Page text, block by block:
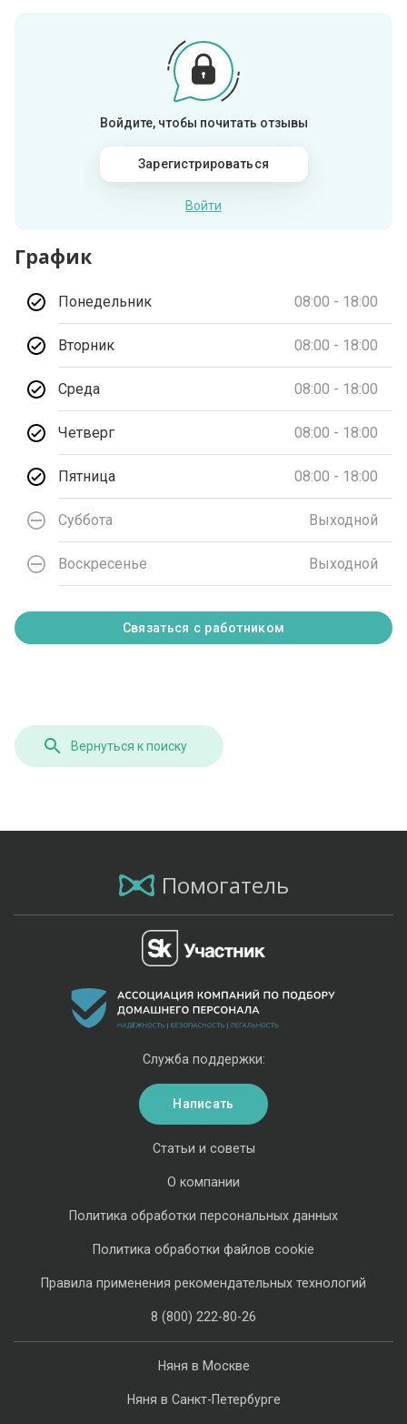
Войдите, чтобы почитать отзывы
Зарегистрироваться
Войти
График
Понедельник 08:00 - 18:00
Вторник 08:00 - 18:00
Среда 08:00 - 18:00
Четверг 08:00 - 18:00
Пятница 08:00 - 18:00
Суббота Выходной
Воскресенье Выходной
Связаться с работником
Вернуться к поиску
Помогатель
Няня в Москве
Няня в Санкт-Петербурге
Статьи и советы
О компании
Политика обработки персональных данных
Политика обработки файлов cookie
Правила применения рекомендательных технологий
8 (800) 222-80-26
Служба поддержки:
Написать